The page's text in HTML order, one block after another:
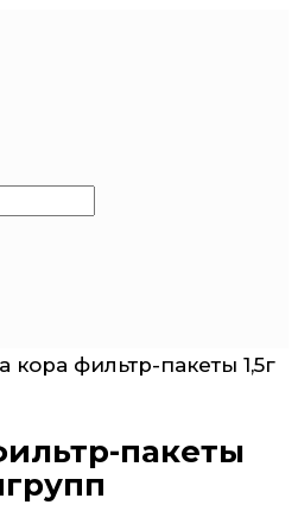
кора фильтр-пакеты 1,5г
пакеты